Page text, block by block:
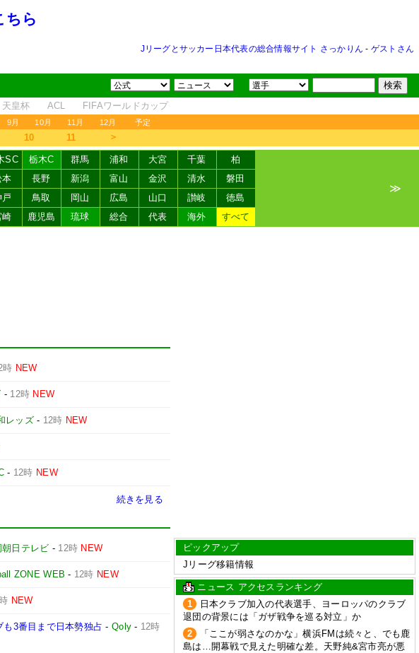
ちら
Jリーグとサッカー日本代表の総合情報サイト さっかりん - ゲストさん
天皇杯 ACL FIFAワールドカップ
9月 10月 11月 12月 予定
10 11 ＞
SC 栃木C 群馬 浦和 大宮 千葉
柏
本 長野 新潟 富山 金沢 清水
磐田
戸 鳥取 岡山 広島 山口 讃岐
徳島
崎 鹿児島 琉球 総合 代表 海外 すべて
≫
時 NEW
- 12時 NEW
レッズ- 12時 NEW
- 12時 NEW
続きを見る
朝日テレビ - 12時 NEW
ZONE WEB - 12時 NEW
NEW
3番目まで日本勢独占 -Qoly - 12時
ピックアップ
Jリーグ移籍情報
ニュース アクセスランキング
1
日本クラブ加入の代表選手、ヨーロッパのクラブ
退団の背景には「ガザ戦争を巡る対立」か
2
「ここが弱さなのかな」横浜FMは続々と、でも鹿
島は…開幕戦で見えた明確な差。天野純&宮市亮が悪